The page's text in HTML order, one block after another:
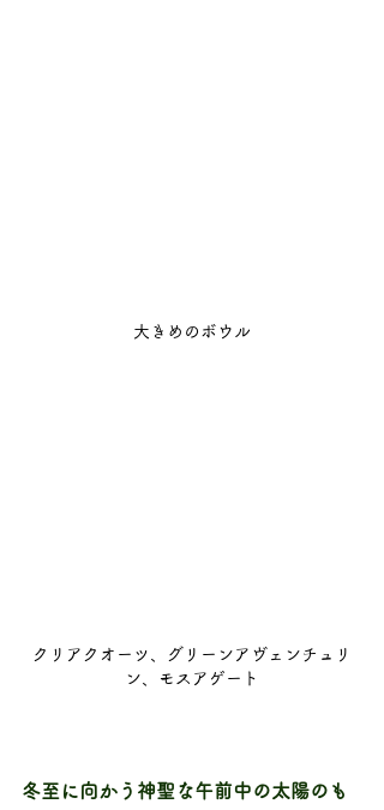
大きめのボウル
クリアクオーツ、グリーンアヴェンチュリ
ン、モスアゲート
冬至に向かう神聖な午前中の太陽のも